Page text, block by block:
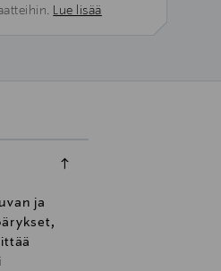
Lue lisää
ja